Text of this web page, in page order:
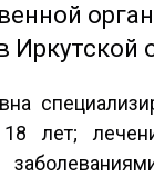
лет;